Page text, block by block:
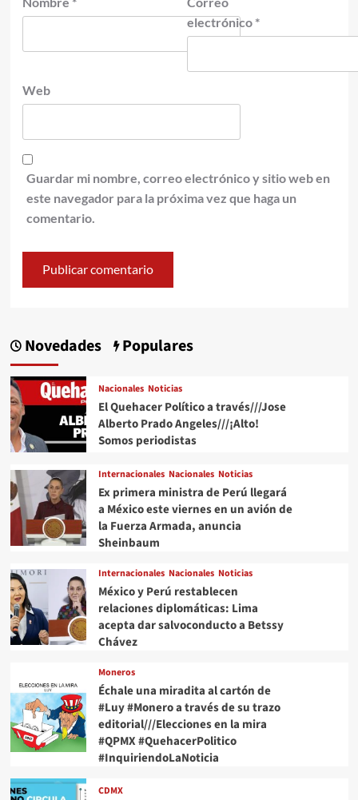
electrónico *
Web
Guardar mi nombre, correo electrónico y sitio web en
este navegador para la próxima vez que haga un
comentario.
Novedades Populares
Nacionales Noticias
El Quehacer Político a través///Jose
Alberto Prado Angeles///¡Alto!
Somos periodistas
Internacionales Nacionales Noticias
Ex primera ministra de Perú llegará
a México este viernes en un avión de
la Fuerza Armada, anuncia
Sheinbaum
Internacionales Nacionales Noticias
México y Perú restablecen
relaciones diplomáticas: Lima
acepta dar salvoconducto a Betssy
Chávez
Moneros
Échale una miradita al cartón de
#Luy #Monero a través de su trazo
editorial///Elecciones en la mira
#QPMX #QuehacerPolitico
#InquiriendoLaNoticia
CDMX